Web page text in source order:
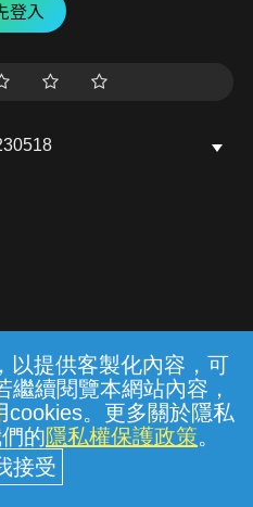
以提供客製化內容，可
續閱覽本網站內容，
cookies。更多關於隱私
的隱私權保護政策。
登入
服務條款 隱私權保護
司個人家庭分公司
© 2026
{{notifyMsg}}